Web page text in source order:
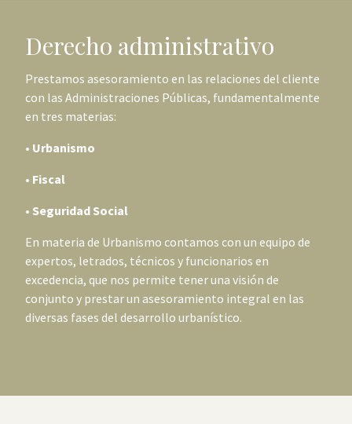
Derecho administrativo
Prestamos asesoramiento en las relaciones del cliente
con las Administraciones Públicas, fundamentalmente
en tres materias:
• Urbanismo
• Fiscal
• Seguridad Social
En materia de Urbanismo contamos con un equipo de
expertos, letrados, técnicos y funcionarios en
excedencia, que nos permite tener una visión de
conjunto y prestar un asesoramiento integral en las
diversas fases del desarrollo urbanístico.